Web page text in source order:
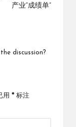
产业“成绩单”
discussion?
用 * 标注